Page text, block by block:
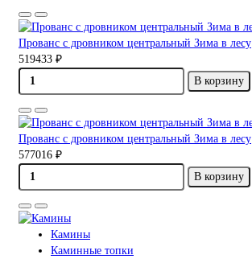
Прованс с дровником центральный Зима в лесу
519433 ₽
В корзину
Прованс с дровником центральный Зима в лесу
577016 ₽
В корзину
Камины
Каминные топки